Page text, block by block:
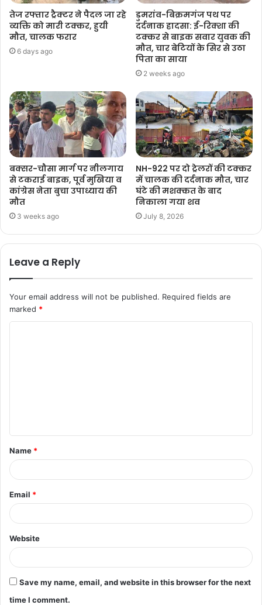
तेज रफ्तार ट्रैक्टर ने पैदल जा रहे
व्यक्ति को मारी टक्कर, हुयी
मौत, चालक फरार
6 days ago
डुमरांव-बिक्रमगंज पथ पर
दर्दनाक हादसा: ई-रिक्शा की
टक्कर से बाइक सवार युवक की
मौत, चार बेटियों के सिर से उठा
पिता का साया
2 weeks ago
बक्सर-चौसा मार्ग पर नीलगाय
से टकराई बाइक, पूर्व मुखिया व
कांग्रेस नेता बुचा उपाध्याय की
मौत
3 weeks ago
NH-922 पर दो ट्रेलरों की टक्कर
में चालक की दर्दनाक मौत, चार
घंटे की मशक्कत के बाद
निकाला गया शव
July 8, 2026
Leave a Reply
Your email address will not be published. Required fields are
marked *
Name *
Email *
Website
Save my name, email, and website in this browser for the next
time I comment.